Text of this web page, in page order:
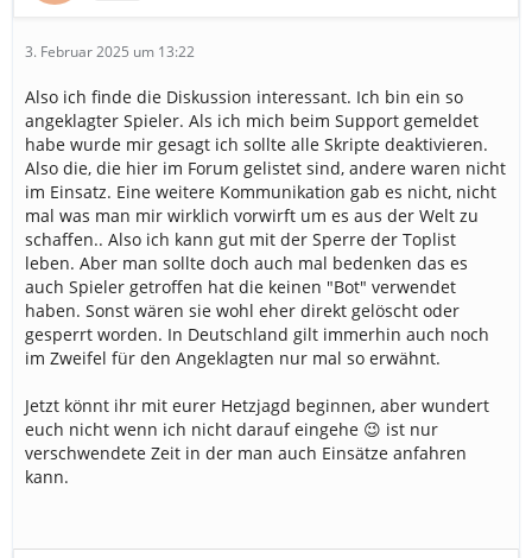
3. Februar 2025 um 13:22
Also ich finde die Diskussion interessant. Ich bin ein so
angeklagter Spieler. Als ich mich beim Support gemeldet
habe wurde mir gesagt ich sollte alle Skripte deaktivieren.
Also die, die hier im Forum gelistet sind, andere waren nicht
im Einsatz. Eine weitere Kommunikation gab es nicht, nicht
mal was man mir wirklich vorwirft um es aus der Welt zu
schaffen.. Also ich kann gut mit der Sperre der Toplist
leben. Aber man sollte doch auch mal bedenken das es
auch Spieler getroffen hat die keinen "Bot" verwendet
haben. Sonst wären sie wohl eher direkt gelöscht oder
gesperrt worden. In Deutschland gilt immerhin auch noch
im Zweifel für den Angeklagten nur mal so erwähnt.
Jetzt könnt ihr mit eurer Hetzjagd beginnen, aber wundert
euch nicht wenn ich nicht darauf eingehe 😉 ist nur
verschwendete Zeit in der man auch Einsätze anfahren
kann.